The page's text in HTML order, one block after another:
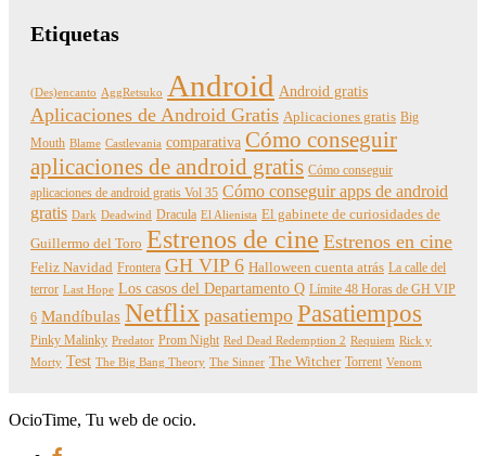
Etiquetas
(Des)encanto AggRetsuko Android Android gratis
Aplicaciones de Android Gratis Aplicaciones gratis Big
Mouth Blame Castlevania comparativa Cómo conseguir
aplicaciones de android gratis Cómo conseguir
aplicaciones de android gratis Vol 35 Cómo conseguir apps de android
gratis Dark Deadwind Dracula El Alienista El gabinete de curiosidades de
Guillermo del Toro Estrenos de cine Estrenos en cine
Feliz Navidad Frontera GH VIP 6 Halloween cuenta atrás La calle del
terror Last Hope Los casos del Departamento Q Límite 48 Horas de GH VIP
6 Mandíbulas Netflix pasatiempo Pasatiempos
Pinky Malinky Predator Prom Night Red Dead Redemption 2 Requiem Rick y
Morty Test The Big Bang Theory The Sinner The Witcher Torrent Venom
OcioTime, Tu web de ocio.